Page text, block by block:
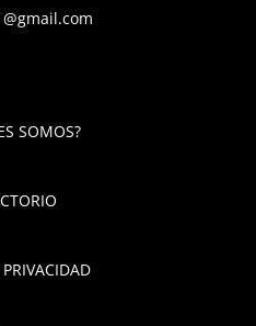
SOMOS?